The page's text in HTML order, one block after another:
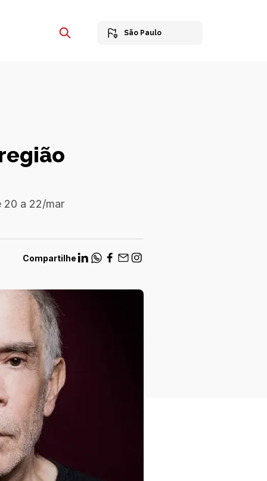
São Paulo
20 a 22/mar
Compartilhe